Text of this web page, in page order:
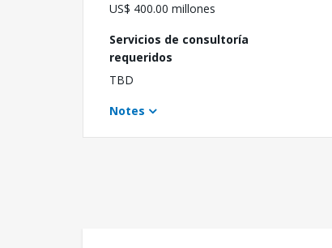
US$ 400.00 millones
Servicios de consultoría
requeridos
TBD
Notes